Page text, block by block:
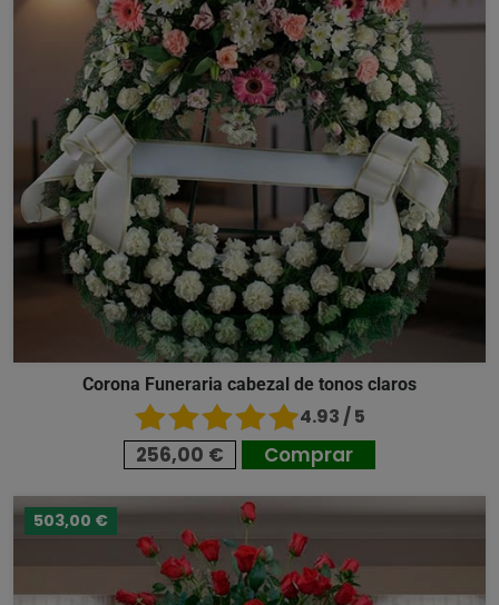
Corona Funeraria cabezal de tonos claros
4.93 / 5
256,00 € Comprar
503,00 €